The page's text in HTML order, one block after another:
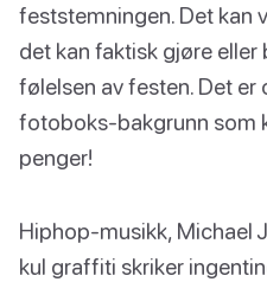
feststemningen. Det kan
det kan faktisk gjøre eller
følelsen av festen. Det er
fotoboks-bakgrunn som
penger!
Hiphop-musikk, Michael
kul graffiti skriker